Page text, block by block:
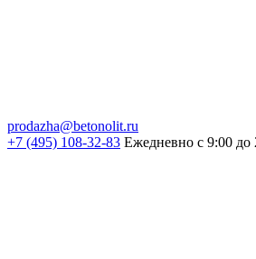
prodazha@betonolit.ru
+7 (495) 108-32-83 Ежедневно с 9:00 до